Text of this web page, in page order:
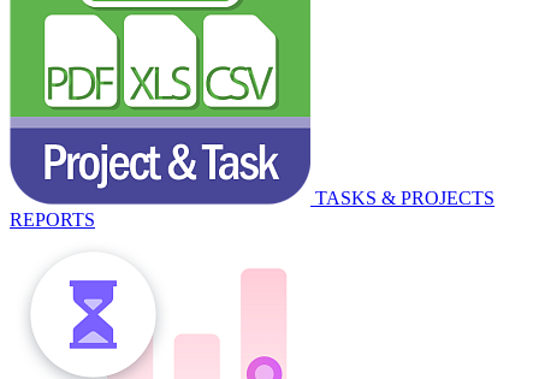
TASKS & PROJECTS
REPORTS